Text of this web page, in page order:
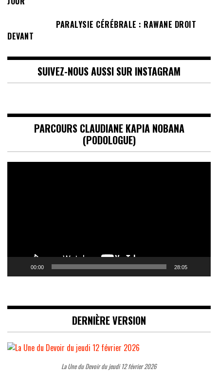
PARALYSIE CÉRÉBRALE : RAWANE DROIT
DEVANT
SUIVEZ-NOUS AUSSI SUR INSTAGRAM
PARCOURS CLAUDIANE KAPIA NOBANA
(PODOLOGUE)
00:00 28:05
DERNIÈRE VERSION
La Une du Devoir du jeudi 12 février 2026